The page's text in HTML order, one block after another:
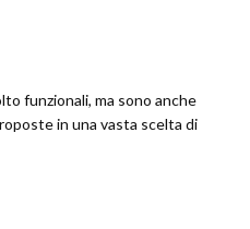
funzionali, ma sono anche
in una vasta scelta di